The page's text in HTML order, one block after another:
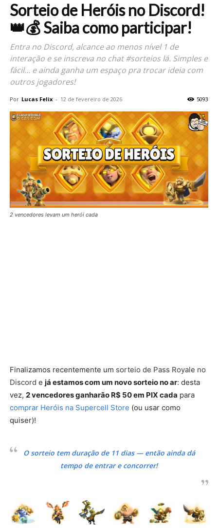
Sorteio de Heróis no Discord!
👑💰 Saiba como participar!
Entra no Discord, alcance ao menos nível 1 de
interação e se inscreva no chat #sorteios lá. Simples e
fácil... e ainda ganha um espaço pra trocar ideia com
outros jogadores!
Por Lucas Felix - 12 de fevereiro de 2026 5093
2 vencedores levam um herói cada
Finalizamos recentemente um sorteio de Pass Royale no
Discord e já estamos com um novo sorteio no ar: desta
vez, 2 vencedores ganharão R$ 50 em PIX cada para
comprar Heróis na Supercell Store (ou usar como
quiser)!
O sorteio tem duração de 11 dias — então ainda dá
tempo de entrar e concorrer!